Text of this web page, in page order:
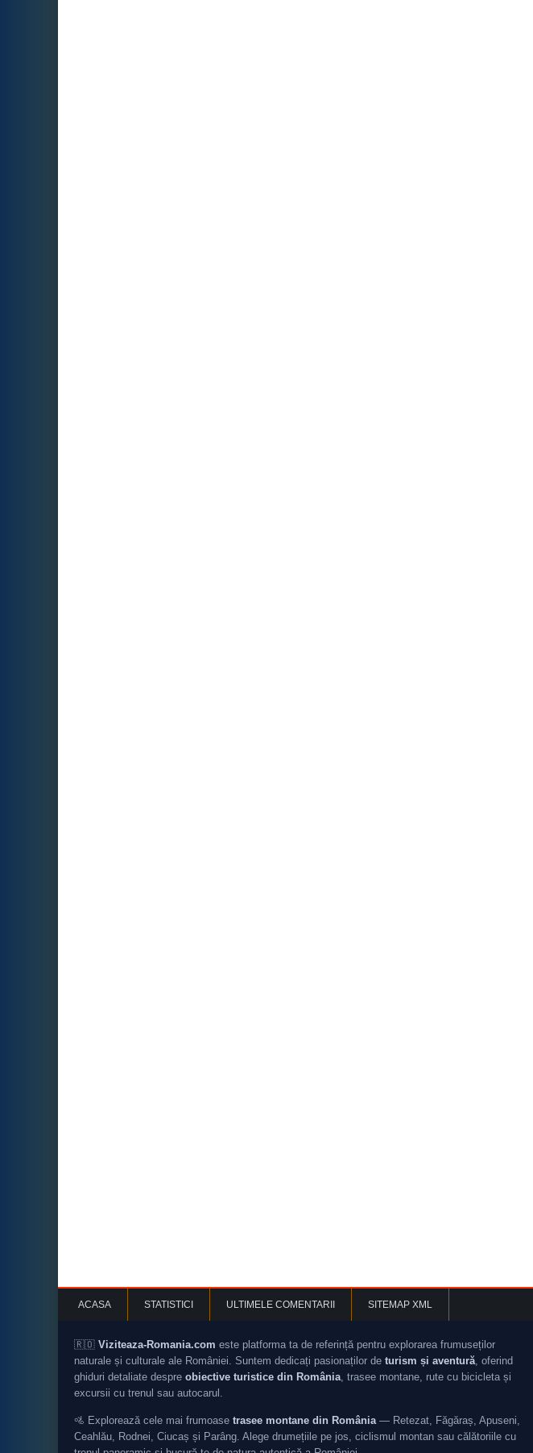
ACASA STATISTICI ULTIMELE COMENTARII SITEMAP XML
🇷🇴 Viziteaza-Romania.com este platforma ta de referință pentru explorarea frumuseților
naturale și culturale ale României. Suntem dedicați pasionaților de turism și aventură, oferind
ghiduri detaliate despre obiective turistice din România, trasee montane, rute cu bicicleta și
excursii cu trenul sau autocarul.
🚵 Explorează cele mai frumoase trasee montane din România— Retezat, Făgăraș, Apuseni,
Ceahlău, Rodnei, Ciucaș și Parâng. Alege drumețiile pe jos, ciclismul montan sau călătoriile cu